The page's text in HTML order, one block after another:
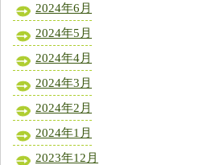
2024年6月
2024年5月
2024年4月
2024年3月
2024年2月
2024年1月
2023年12月